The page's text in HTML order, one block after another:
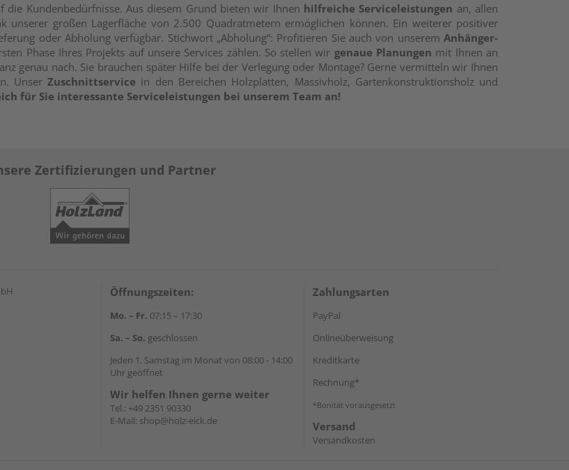
Kundenbedürfnisse. Aus diesem Grund bieten wir Ihnen hilfreiche Serviceleistungen an, allen
unserer großen Lagerfläche von 2.500 Quadratmetern ermöglichen können. Ein weiterer positiver
oder Abholung verfügbar. Stichwort „Abholung“: Profitieren Sie auch von unserem Anhänger-
Phase Ihres Projekts auf unsere Services zählen. So stellen wir genaue Planungen mit Ihnen an
genau nach. Sie brauchen später Hilfe bei der Verlegung oder Montage? Gerne vermitteln wir Ihnen
UnserZuschnittservice in den Bereichen Holzplatten, Massivholz, Gartenkonstruktionsholz und
für Sie interessante Serviceleistungen bei unserem Team an!
Zertifizierungen und Partner
Öffnungszeiten:
Mo. – Fr. 07:15 – 17:30
Sa. – So. geschlossen
Jeden 1. Samstag im Monat von 08:00 - 14:00
Uhr geöffnet
Wir helfen Ihnen gerne weiter
Tel.: +49 2351 90330
E-Mail: shop@holz-eick.de
Zahlungsarten
PayPal
Onlineüberweisung
Kreditkarte
Rechnung*
*Bonität vorausgesetzt
Versand
Versandkosten